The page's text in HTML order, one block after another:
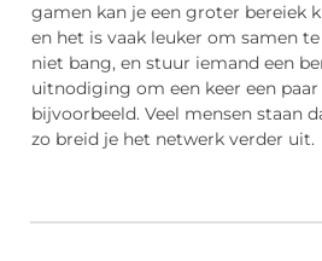
gamen kan je een groter bereiek
en het is vaak leuker om samen
niet bang, en stuur iemand een
uitnodiging om een keer een
bijvoorbeeld. Veel mensen staan
zo breid je het netwerk verder uit.